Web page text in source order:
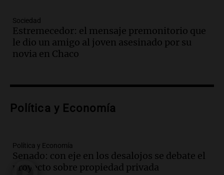
familiares mantienen vivo el reclamo de
memoria y justicia
Noticias Rosario
Episodios
Audio.Los trabajadores de la Unión
pérdida de empleos en la industria
Panorama Federal
Episodios
desde las 14 horas
Panorama Federal
Episodios
Sociedad
Estremecedor: el mensaje premonitorio que
le dio un amigo al joven asesinado por su
novia en Chaco
Política y Economía
Política y Economía
Senado: con eje en los desalojos se debate el
proyecto sobre propiedad privada